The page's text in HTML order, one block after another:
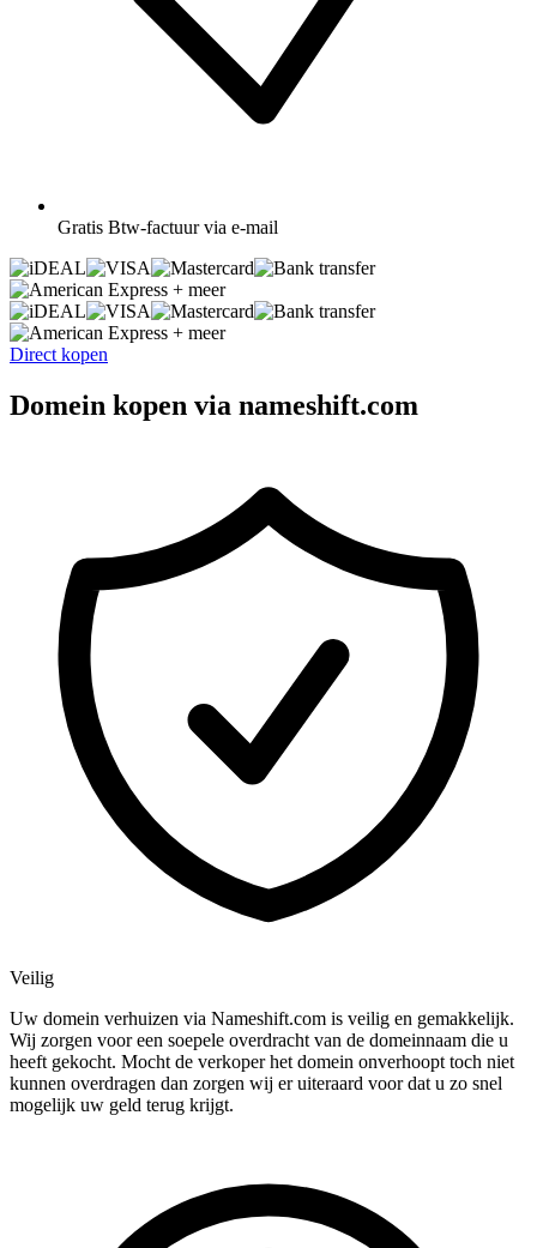
Gratis Btw-factuur via e-mail
+ meer
+ meer
Direct kopen
Domein kopen via nameshift.com
Veilig
Uw domein verhuizen via Nameshift.com is veilig en gemakkelijk.
Wij zorgen voor een soepele overdracht van de domeinnaam die u
heeft gekocht. Mocht de verkoper het domein onverhoopt toch niet
kunnen overdragen dan zorgen wij er uiteraard voor dat u zo snel
mogelijk uw geld terug krijgt.